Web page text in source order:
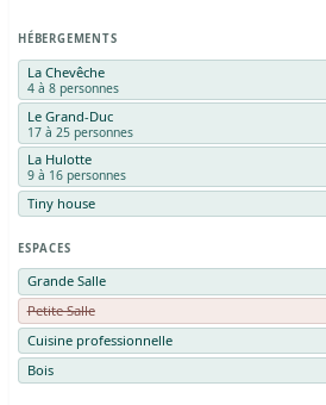
HÉBERGEMENTS
La Chevêche
4 à 8 personnes
Le Grand-Duc
17 à 25 personnes
La Hulotte
9 à 16 personnes
Tiny house
ESPACES
Grande Salle
Petite Salle
Cuisine professionnelle
Bois